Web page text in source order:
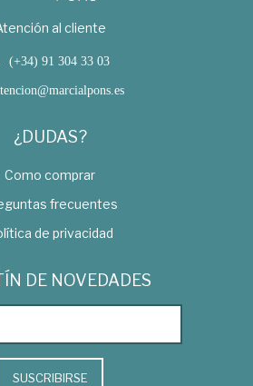
al cliente
(+34) 91 304 33 03
¿DUDAS?
Como comprar
frecuentes
de privacidad
DE NOVEDADES
SUSCRIBIRSE